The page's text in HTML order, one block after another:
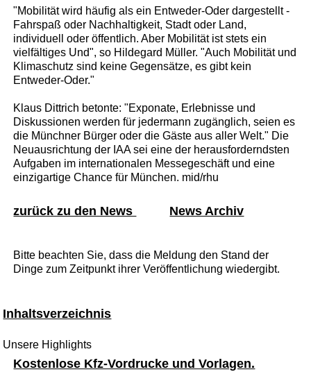
"Mobilität wird häufig als ein Entweder-Oder dargestellt -
Fahrspaß oder Nachhaltigkeit, Stadt oder Land,
individuell oder öffentlich. Aber Mobilität ist stets ein
vielfältiges Und", so Hildegard Müller. "Auch Mobilität und
Klimaschutz sind keine Gegensätze, es gibt kein
Entweder-Oder."
Klaus Dittrich betonte: "Exponate, Erlebnisse und
Diskussionen werden für jedermann zugänglich, seien es
die Münchner Bürger oder die Gäste aus aller Welt." Die
Neuausrichtung der IAA sei eine der herausforderndsten
Aufgaben im internationalen Messegeschäft und eine
einzigartige Chance für München. mid/rhu
zurück zu den News News Archiv
Bitte beachten Sie, dass die Meldung den Stand der
Dinge zum Zeitpunkt ihrer Veröffentlichung wiedergibt.
Inhaltsverzeichnis
Unsere Highlights
Kostenlose Kfz-Vordrucke und Vorlagen.